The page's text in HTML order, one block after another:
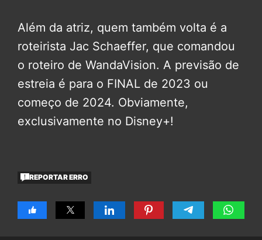
Além da atriz, quem também volta é a
roteirista Jac Schaeffer, que comandou
o roteiro de WandaVision. A previsão de
estreia é para o FINAL de 2023 ou
começo de 2024. Obviamente,
exclusivamente no Disney+!
REPORTAR ERRO